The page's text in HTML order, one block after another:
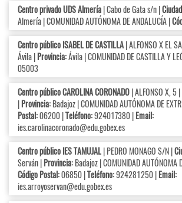
Centro privado UDS Almería| Cabo de Gata s/n |
Almería | COMUNIDAD AUTÓNOMA DE ANDALUCÍA |
Centro público ISABEL DE CASTILLA| ALFONSO X EL
Ávila |Provincia:Ávila | COMUNIDAD DE CASTILLA Y
05003
Centro público CAROLINA CORONADO| ALFONSO X, 5 |
|Provincia:Badajoz | COMUNIDAD AUTÓNOMA DE
Postal:06200 |Teléfono:924017380 |Email:
ies.carolinacoronado@edu.gobex.es
Centro público IES TAMUJAL| PEDRO MONAGO S/N |
Serván |Provincia:Badajoz | COMUNIDAD AUTÓNOMA
Código Postal:06850 |Teléfono:924281250 |Email:
ies.arroyoservan@edu.gobex.es